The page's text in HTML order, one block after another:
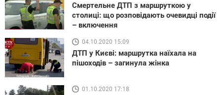
Смертельне ДТП з маршруткою у
столиці: що розповідають очевидці події
– включення
04.10.2020 15:09
ДТП у Києві: маршрутка наїхала на
пішоходів – загинула жінка
01.10.2020 17:18